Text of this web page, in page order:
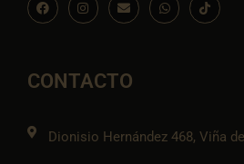
a
c
o
k
n
s
r
a
n
v
p
e
h
a
c
o
CONTACTO
Dionisio Hernández 468, Viña